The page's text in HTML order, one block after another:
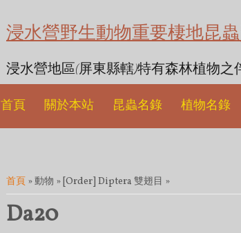
浸水營野生動物重要棲地昆
浸水營地區(屏東縣轄)特有森林植物
首頁 關於本站 昆蟲名錄 植物名錄
您在這裡
首頁 » 動物 » [Order] Diptera 雙翅目 »
Da20